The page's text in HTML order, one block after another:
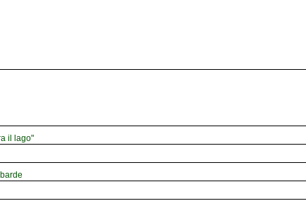
il lago"